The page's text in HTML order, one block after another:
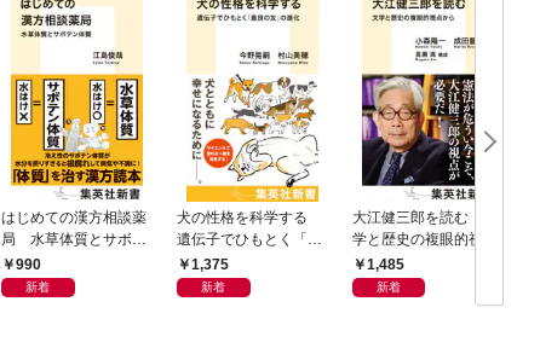
はじめての漢方相談薬
局 水草体質とサボテ
ン体質
990
新着
犬の性格を科学する
遺伝子でひもとく「最
良の友」の進化
1,375
新着
大江健三郎を読む 文
学と歴史の複眼的視点
から1,485
新着